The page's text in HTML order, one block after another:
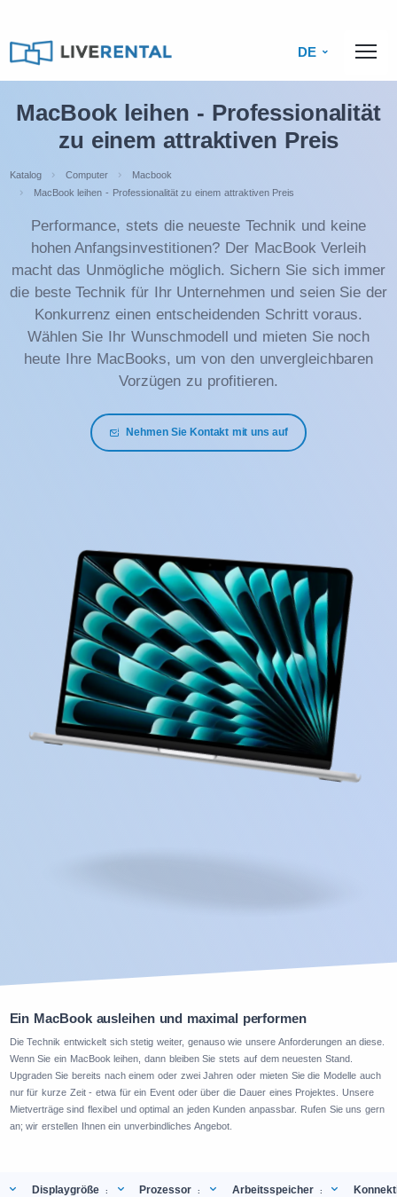
DE
MacBook leihen - Professionalität
zu einem attraktiven Preis
Katalog Computer
Macbook
MacBook leihen - Professionalität zu einem attraktiven Preis
Performance, stets die neueste Technik und keine
hohen Anfangsinvestitionen? Der MacBook Verleih
macht das Unmögliche möglich. Sichern Sie sich immer
die beste Technik für Ihr Unternehmen und seien Sie der
Konkurrenz einen entscheidenden Schritt voraus.
Wählen Sie Ihr Wunschmodell und mieten Sie noch
heute Ihre MacBooks, um von den unvergleichbaren
Vorzügen zu profitieren.
Nehmen Sie Kontakt mit uns auf
Ein MacBook ausleihen und maximal performen
Die Technik entwickelt sich stetig weiter, genauso wie unsere Anforderungen an diese.
Wenn Sie ein MacBook leihen, dann bleiben Sie stets auf dem neuesten Stand.
Upgraden Sie bereits nach einem oder zwei Jahren oder mieten Sie die Modelle auch
nur für kurze Zeit - etwa für ein Event oder über die Dauer eines Projektes. Unsere
Mietverträge sind flexibel und optimal an jeden Kunden anpassbar. Rufen Sie uns gern
an; wir erstellen Ihnen ein unverbindliches Angebot.
Displaygröße : Prozessor : Arbeitsspeicher :